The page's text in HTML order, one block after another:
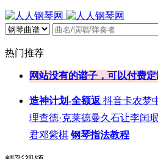
热门推荐
网站没有的谱子，可以付费定
造神计划-全额返 抖音卡农梦
理查德·克莱德曼久石让李闰
君邓紫棋 钢琴指法教程